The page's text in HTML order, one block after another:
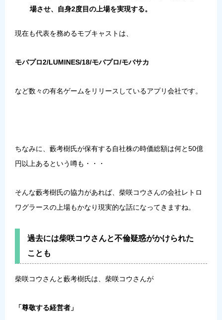
場させ、自身2度目の上場を実現する。
現在も代表を務めるモブキャストは、
モバプロ2/LUMINES/18/モバプロ/モバサカ
など数々の有名ゲームをリリースしているアプリ会社です。
ちなみに、藪考樹氏が保有する自社株の時価総額は何と50億
円以上あるという噂も・・・
そんな藪考樹氏の協力があれば、柴咲コウさんの会社レトロ
ワグラースの上場もかなり現実的な話になってきますね。
過去には柴咲コウさんと不倫疑惑がかけられた
ことも
柴咲コウさんと藪考樹氏は、柴咲コウさんが
「尊敬する経営者」